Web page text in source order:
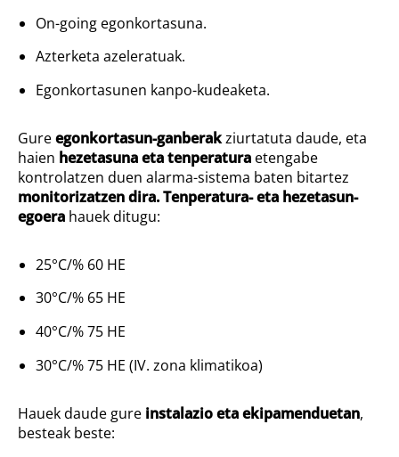
On-going egonkortasuna.
Azterketa azeleratuak.
Egonkortasunen kanpo-kudeaketa.
Gureegonkortasun-ganberakziurtatuta daude, eta
haien hezetasuna eta tenperatura etengabe
kontrolatzen duen alarma-sistema baten bitartez
monitorizatzen dira.Tenperatura- eta hezetasun-
egoera hauek ditugu:
25°C/% 60 HE
30°C/% 65 HE
40°C/% 75 HE
30°C/% 75 HE (IV. zona klimatikoa)
Hauek daude gure instalazio eta ekipamenduetan,
besteak beste: